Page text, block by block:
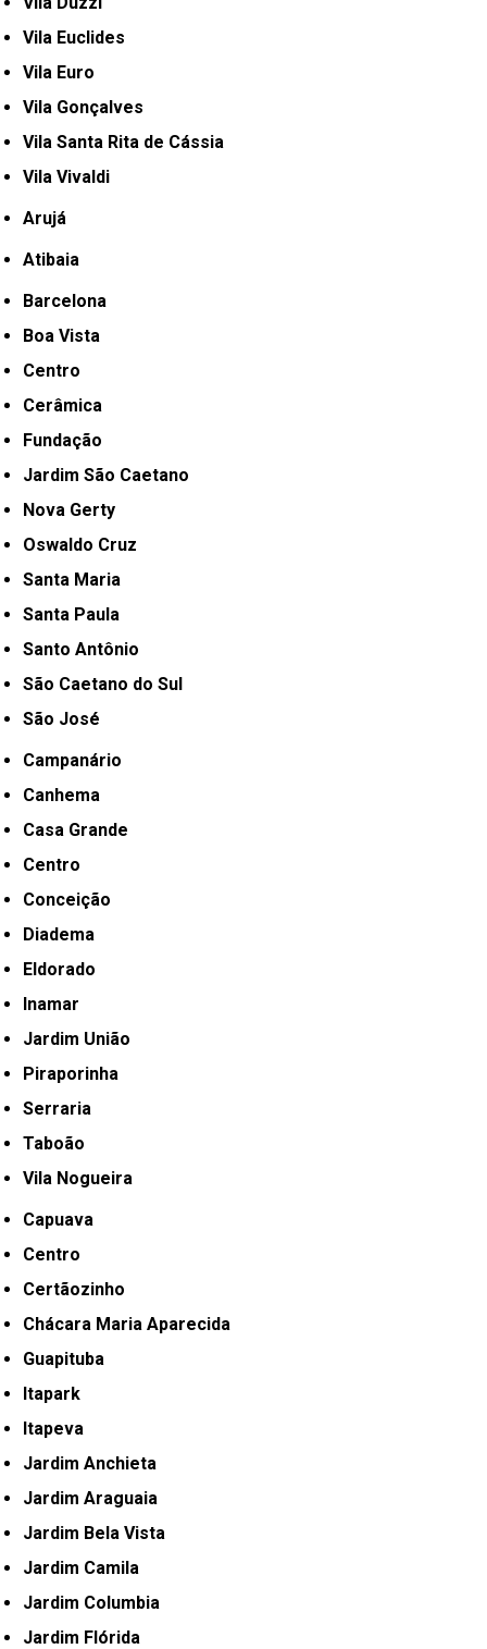
Vila Euclides
Vila Euro
Vila Gonçalves
Vila Santa Rita de Cássia
Vila Vivaldi
Arujá
Atibaia
Barcelona
Boa Vista
Centro
Cerâmica
Fundação
Jardim São Caetano
Nova Gerty
Oswaldo Cruz
Santa Maria
Santa Paula
Santo Antônio
São Caetano do Sul
São José
Campanário
Canhema
Casa Grande
Centro
Conceição
Diadema
Eldorado
Inamar
Jardim União
Piraporinha
Serraria
Taboão
Vila Nogueira
Capuava
Centro
Certãozinho
Chácara Maria Aparecida
Guapituba
Itapark
Itapeva
Jardim Anchieta
Jardim Araguaia
Jardim Bela Vista
Jardim Camila
Jardim Columbia
Jardim Flórida